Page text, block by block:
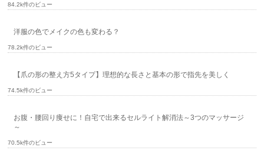
84.2k件のビュー
洋服の色でメイクの色も変わる？
78.2k件のビュー
【爪の形の整え方5タイプ】理想的な長さと基本の形で指先を美しく
74.5k件のビュー
お腹・腰回り痩せに！自宅で出来るセルライト解消法～3つのマッサージ
～
70.5k件のビュー